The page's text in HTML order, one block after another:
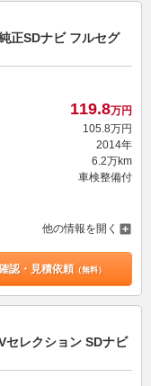
正SDナビ フルセグ
119.8万円
105.8万円
2014年
6.2万km
車検整備付
他の情報を開く
認・見積依頼（無料）
セレクション SDナビ